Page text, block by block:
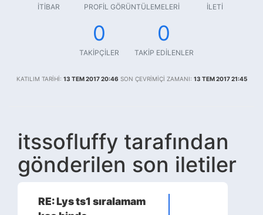
İTIBAR PROFIL GÖRÜNTÜLEMELERI İLETI
0
TAKIPÇILER
0
TAKIP EDILENLER
KATILIM TARIHI: 13 TEM 2017 20:46 SON ÇEVRIMIÇI ZAMANI: 13 TEM 2017 21:45
itssofluffy tarafından
gönderilen son iletiler
RE: Lys ts1 sıralamam